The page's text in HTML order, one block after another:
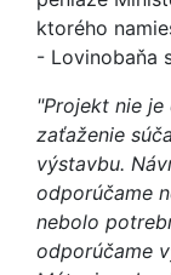
ktorého
- Lovinobaňa
"Projekt nie
zaťaženie
výstavbu.
odporúčame
nebolo
odporúčame